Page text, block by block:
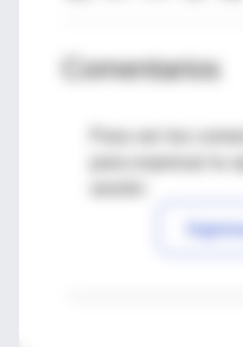
Comentarios
Para ver los